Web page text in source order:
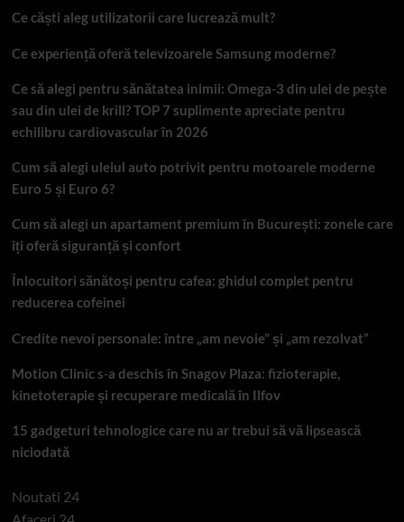
Ce căști aleg utilizatorii care lucrează mult?
Ce experiență oferă televizoarele Samsung moderne?
Ce să alegi pentru sănătatea inimii: Omega-3 din ulei de pește
sau din ulei de krill? TOP 7 suplimente apreciate pentru
echilibru cardiovascular în 2026
Cum să alegi uleiul auto potrivit pentru motoarele moderne
Euro 5 și Euro 6?
Cum să alegi un apartament premium în București: zonele care
îți oferă siguranță și confort
Înlocuitori sănătoși pentru cafea: ghidul complet pentru
reducerea cofeinei
Credite nevoi personale: între „am nevoie” și „am rezolvat”
Motion Clinic s-a deschis în Snagov Plaza: fizioterapie,
kinetoterapie și recuperare medicală în Ilfov
15 gadgeturi tehnologice care nu ar trebui să vă lipsească
niciodată
Noutati 24